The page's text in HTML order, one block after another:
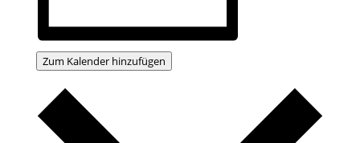
Zum Kalender hinzufügen